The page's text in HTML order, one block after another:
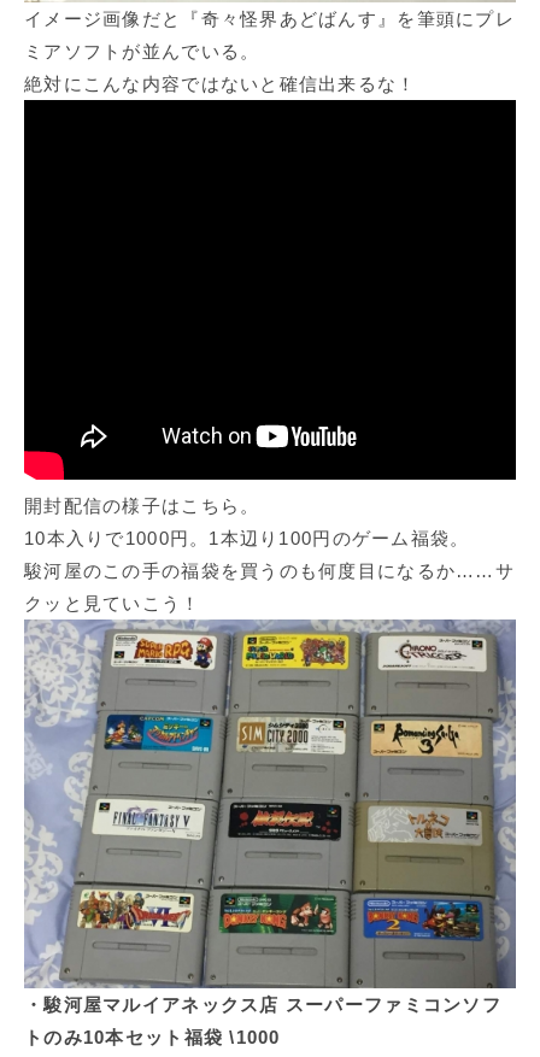
イメージ画像だと『奇々怪界あどばんす』を筆頭にプレ
ミアソフトが並んでいる。
絶対にこんな内容ではないと確信出来るな！
開封配信の様子はこちら。
10本入りで1000円。1本辺り100円のゲーム福袋。
駿河屋のこの手の福袋を買うのも何度目になるか……サ
クッと見ていこう！
・駿河屋マルイアネックス店 スーパーファミコンソフ
トのみ10本セット福袋 \1000